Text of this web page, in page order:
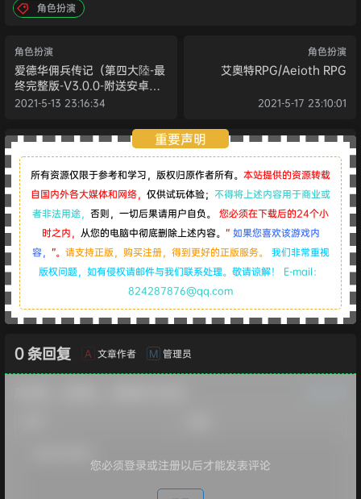
角色扮演
角色扮演
爱德华佣兵传记（第四大陸-最
终完整版-V3.0.0-附送安卓模
拟器）
2021-5-13 23:16:34
角色扮演
艾奥特RPG/Aeioth RPG
2021-5-17 23:10:01
重要声明
所有资源仅限于参考和学习，版权归原作者所有。 本站提供的资源转载
自国内外各大媒体和网络， 仅供试玩体验； 不得将上述内容用于商业或
者非法用途， 否则，一切后果请用户自负。
您必须在下载后的24个小
时之内， 从您的电脑中彻底删除上述内容。 “如果您喜欢该游戏内
容， ”。 请支持正版，购买注册，得到更好的正版服务。 我们非常重视
版权问题，如有侵权请邮件与我们联系处理。敬请谅解！ E-mail：
824287876@qq.com
0 条回复 A 文章作者 M 管理员
您必须登录或注册以后才能发表评论